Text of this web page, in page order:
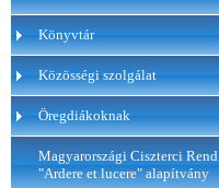
Könyvtár
Közösségi szolgálat
Öregdiákoknak
Magyarországi Ciszterci Rend
"Ardere et lucere" alapítvány